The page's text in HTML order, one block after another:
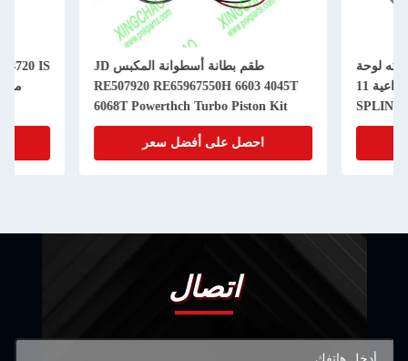
طقم بطانة أسطوانة المكبس JD
RE507920 RE65967550H 6603 4045T
6068T Powerthch Turbo Piston Kit
احصل على أفضل سعر
4720 IS
اتصال